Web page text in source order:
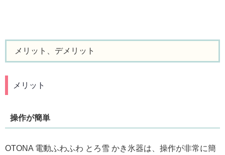
メリット、デメリット
メリット
操作が簡単
OTONA 電動ふわふわ とろ雪 かき氷器は、操作が非常に簡